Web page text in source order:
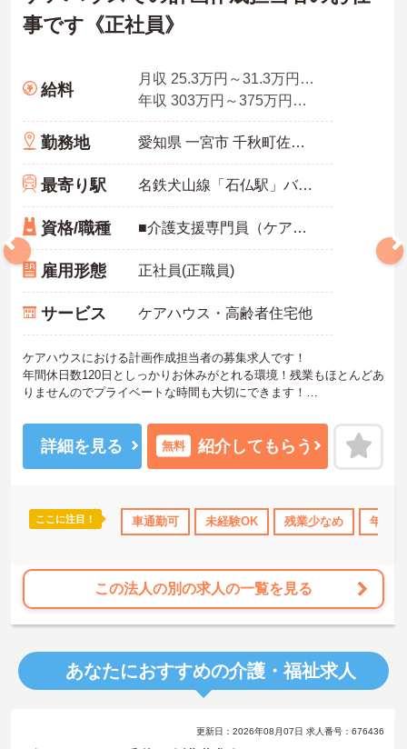
休日110日以上 社会保険完備 交通費支給 退職金制度あり
事です《正社員》
給料
月収 25.3万円～31.3万円程度 夜勤2回分手当含む諸手当込
年収 303万円～375万円程度 賞与別途支給
勤務地 愛知県 一宮市 千秋町佐野字五反田15
最寄り駅 名鉄犬山線「石仏駅」バス・車7分
資格/職種 ■介護支援専門員（ケアマネジャー）資格 ※未経験者応相談
雇用形態 正社員(正職員)
サービス ケアハウス・高齢者住宅他
ケアハウスにおける計画作成担当者の募集求人です！
年間休日数120日としっかりお休みがとれる環境！残業もほとんどあ
りませんのでプライベートな時間も大切にできます！
すのでお気軽にご相談ください。
詳細を見る 無料 紹介してもらう
ここに注目！ 車通勤可 未経験OK 残業少なめ 年間
この法人の別の求人の一覧を見る
あなたにおすすめの介護・福祉求人
更新日：2026年08月07日 求人番号：676436